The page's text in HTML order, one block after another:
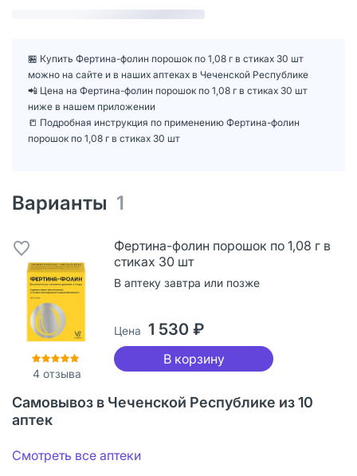
🏪 Купить Фертина-фолин порошок по 1,08 г в стиках 30 шт
можно на сайте и в наших аптеках в Чеченской Республике
📲 Цена на Фертина-фолин порошок по 1,08 г в стиках 30 шт
ниже в нашем приложении
📒 Подробная инструкция по применению Фертина-фолин
порошок по 1,08 г в стиках 30 шт
Варианты 1
4отзыва
Фертина-фолин порошок по 1,08 г в
стиках 30 шт
В аптеку завтра или позже
Цена 1 530 ₽
В корзину
Самовывоз в Чеченской Республике из 10
аптек
Смотреть все аптеки